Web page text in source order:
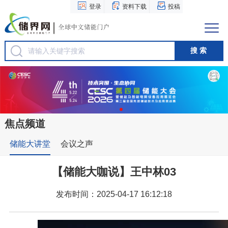
登录 资料下载 投稿
焦点频道
储能大讲堂 会议之声
【储能大咖说】王中林03
发布时间：2025-04-17 16:12:18